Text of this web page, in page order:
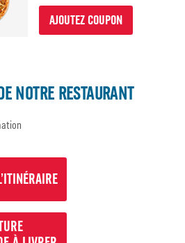
AJOUTEZ COUPON
NOTRE RESTAURANT